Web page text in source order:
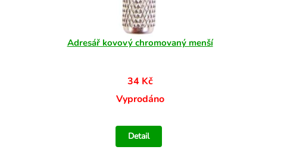
Adresář kovový chromovaný menší
34 Kč
Vyprodáno
Detail